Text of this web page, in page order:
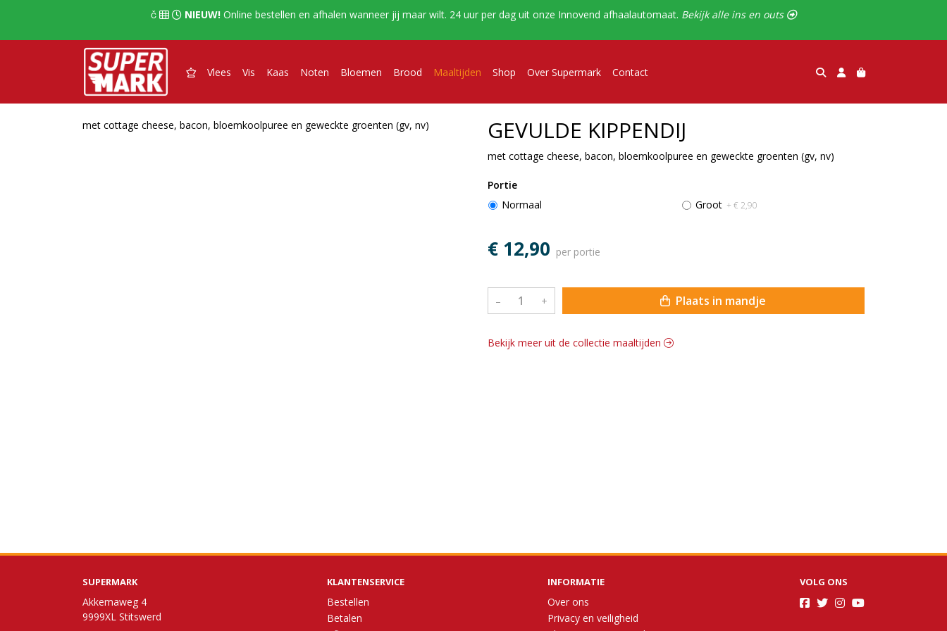
   NIEUW! Online bestellen en afhalen wanneer jij maar wilt. 24 uur per dag uit onze Innovend afhaalautomaat. Bekijk alle ins en outs 
 Vlees Vis Kaas Noten Bloemen Brood Maaltijden Shop Over Supermark Contact
met cottage cheese, bacon, bloemkoolpuree en geweckte groenten (gv, nv) GEVULDE KIPPENDIJ
met cottage cheese, bacon, bloemkoolpuree en geweckte groenten (gv, nv)
Portie
Normaal
Groot + € 2,90
€ 12,90 per portie
– + Plaats in mandje
Bekijk meer uit de collectie maaltijden
SUPERMARK
Akkemaweg 4
9999XL Stitswerd
KLANTENSERVICE
Bestellen
Betalen
INFORMATIE
Over ons
Privacy en veiligheid
VOLG ONS